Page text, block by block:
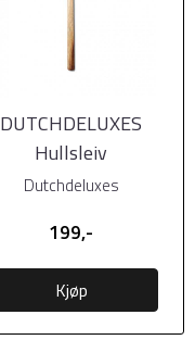
DUTCHDELUXES
Hullsleiv
Dutchdeluxes
199,-
Kjøp